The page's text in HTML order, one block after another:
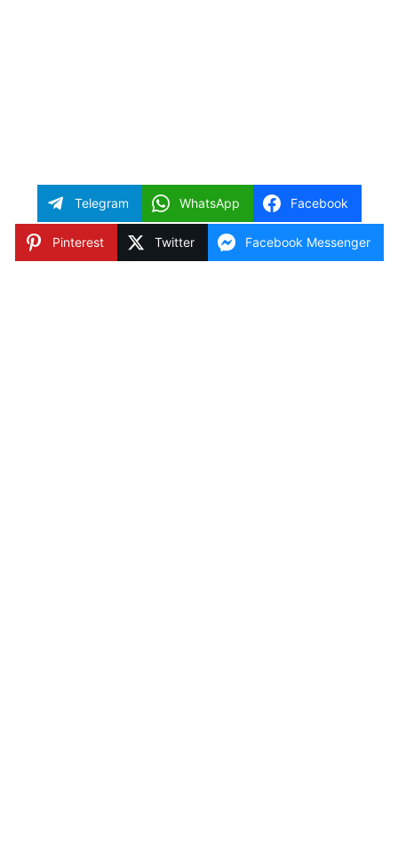
Telegram WhatsApp Facebook
Pinterest Twitter Facebook Messenger